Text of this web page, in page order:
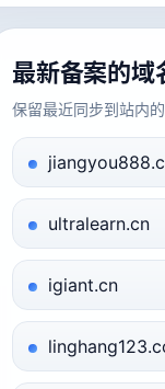
最新备案的域
保留最近同步到站内
ultralearn.cn
igiant.cn